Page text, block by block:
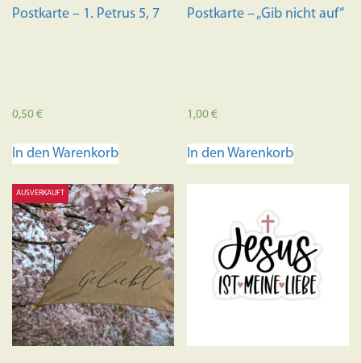
Postkarte – 1. Petrus 5, 7
0,50€
In den Warenkorb
Postkarte – „Gib nicht auf“
1,00€
In den Warenkorb
AUSVERKAUFT